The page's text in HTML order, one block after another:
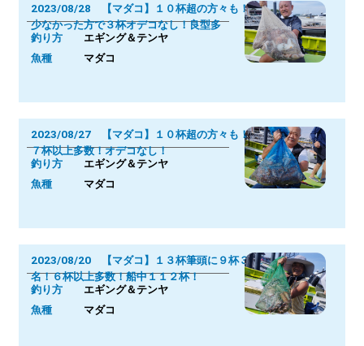
2023/08/28 【マダコ】１０杯超の方々も！
少なかった方で３杯オデコなし！良型多
釣り方 エギング＆テンヤ
魚種 マダコ
2023/08/27 【マダコ】１０杯超の方々も！
７杯以上多数！オデコなし！
釣り方 エギング＆テンヤ
魚種 マダコ
2023/08/20 【マダコ】１３杯筆頭に９杯３
名！６杯以上多数！船中１１２杯！
釣り方 エギング＆テンヤ
魚種 マダコ